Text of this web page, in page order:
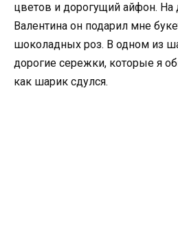
цветов и дорогущий айфон. На
Валентина он подарил мне
шоколадных роз. В одном из
дорогие сережки, которые я
как шарик сдулся.